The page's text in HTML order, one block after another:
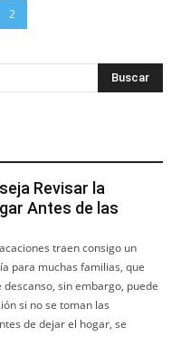
2
Revisar la
Antes de las
traen consigo un
para muchas familias, que
sin embargo, puede
si no se toman las
de dejar el hogar, se